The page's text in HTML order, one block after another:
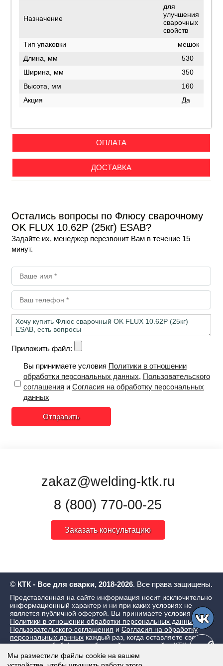
Назначение
для
улучшения
сварочных
свойств
Тип упаковки
мешок
Длина, мм
530
Ширина, мм
350
Высота, мм
160
Акция
Да
ОПЛАТА
ДОСТАВКА
Остались вопросы по Флюсу сварочному
OK FLUX 10.62Р (25кг) ESAB?
Задайте их, менеджер перезвонит Вам в течение 15
минут.
Приложить файл:
Вы принимаете условия Политики в отношении
обработки персональных данных, Пользовательского
соглашения и Согласия на обработку персональных
данных
Отправить
zakaz@welding-ktk.ru
8 (800) 770-00-25
Заказать консультацию
Мы разместили файлы cookie на вашем
© КТК - Все для сварки, 2018-2026. Все права защищены.
Представленная на сайте информация носит исключительно
информационный характер и ни при каких условиях не
является публичной офертой. Вы принимаете условия
Политики в отношении обработки персональных данных ,
Пользовательского соглашения и Согласия на обработку
персональных данных каждый раз, когда оставляете свои
данные в любой форме обратной связи на сайте КТК - Все
для сварки